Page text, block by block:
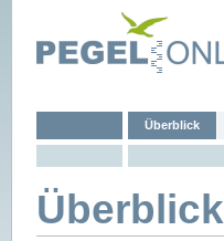
Überblick
Überblick